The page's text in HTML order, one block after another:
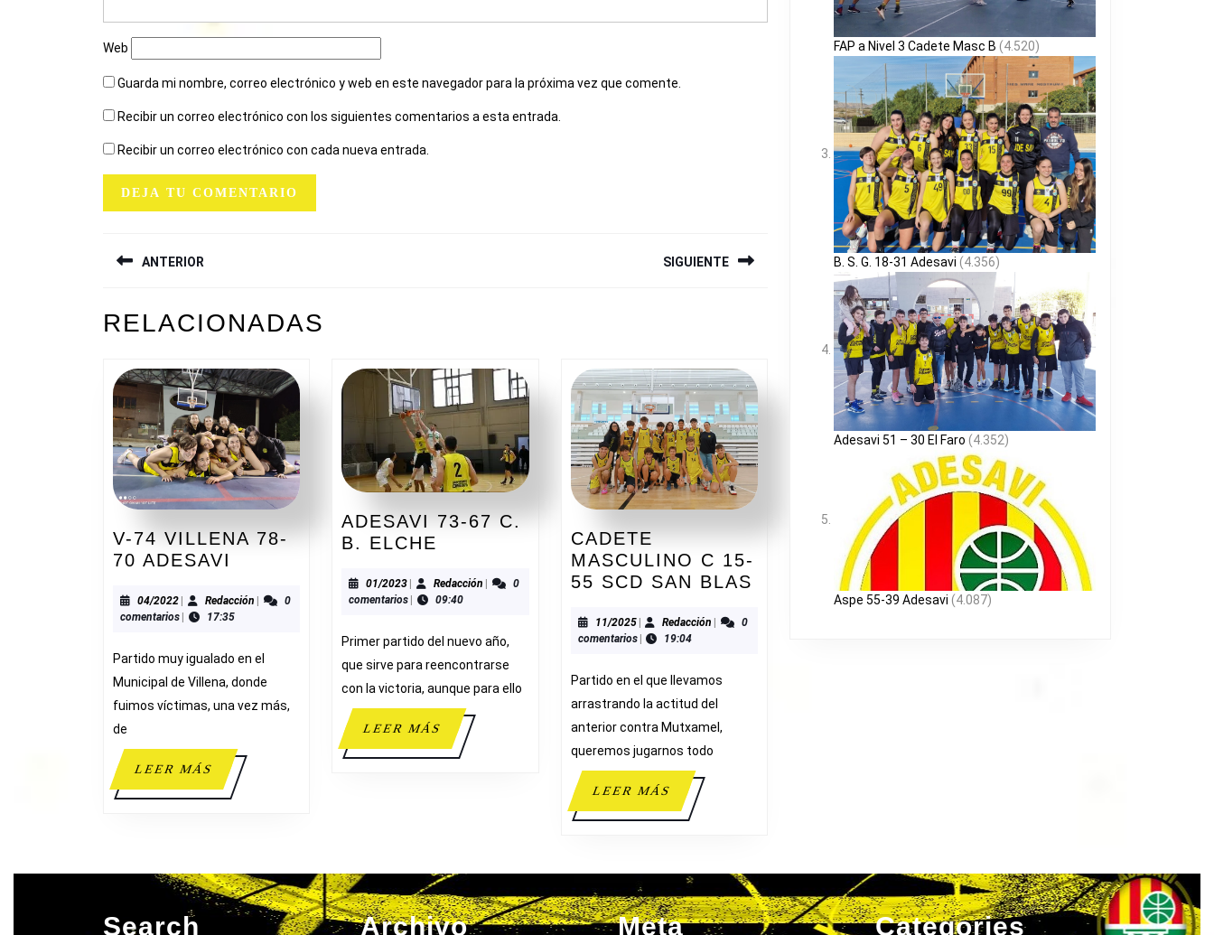
Web
Guarda mi nombre, correo electrónico y web en este navegador para la próxima vez que comente.
Recibir un correo electrónico con los siguientes comentarios a esta entrada.
Recibir un correo electrónico con cada nueva entrada.
DE
ENTRADAS
ANTERIOR
anterior:
SIGUIENTE
RELACIONADAS
V-74 VILLENA 78-
70 ADESAVI
VILLENA
78-
ADESAVI
04/202204/2022
| RedacciónRedacción
|
0
comentarios | 17:35
Partido muy igualado en el
Municipal de Villena, donde
fuimos víctimas, una vez más,
de
LEER MÁSLEER
MÁS
ADESAVI 73-67 C.
B. ELCHE
67
C.
ELCHE
01/202301/2023Redacción Redacción
0
comentarios
09:40
Primer partido del nuevo año,
que sirve para reencontrarse
con la victoria, aunque para ello
LEER MÁSLEER
MÁS
CADETE
MASCULINO C 15-
55 SCD SAN BLAS
MASCULINO
11/202511/2025
| Redacción Redacción
|
0
comentarios | 19:04
Partido en el que llevamos
arrastrando la actitud del
anterior contra Mutxamel,
queremos jugarnos todo
LEER MÁSLEER
MÁS
FAP a Nivel 3 Cadete Masc B (4.520)
B. S. G. 18-31 Adesavi (4.356)
Adesavi 51 – 30 El Faro (4.352)
Aspe 55-39 Adesavi (4.087)
Search Archivo Meta Categories